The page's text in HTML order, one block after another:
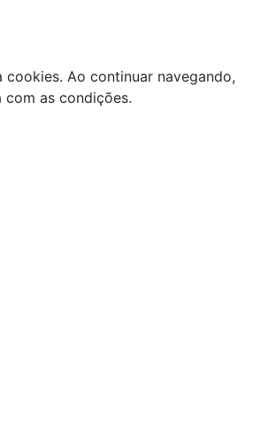
cookies. Ao continuar navegando,
as condições.